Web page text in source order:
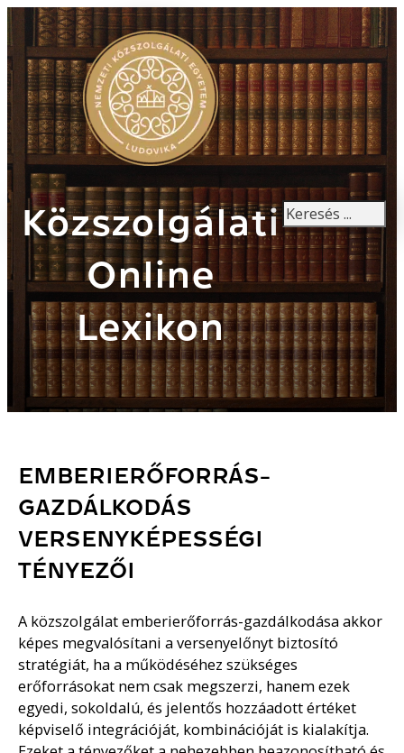
Közszolgálati
Online
Lexikon
Keresés
EMBERIERŐFORRÁS-
GAZDÁLKODÁS
VERSENYKÉPESSÉGI
TÉNYEZŐI
A közszolgálat emberierőforrás-gazdálkodása akkor
képes megvalósítani a versenyelőnyt biztosító
stratégiát, ha a működéséhez szükséges
erőforrásokat nem csak megszerzi, hanem ezek
egyedi, sokoldalú, és jelentős hozzáadott értéket
képviselő integrációját, kombinációját is kialakítja.